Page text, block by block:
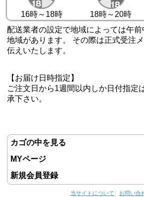
16時～18時 18時～20時
配送業者の設定で地域によっては午
地域があります。 その際は正式受注
伝えいたします。
【お届け日時指定】
ご注文日から1週間以内しか日付指定
承下さい。
カゴの中を見る
MYページ
新規会員登録
当サイトについて
お問い合